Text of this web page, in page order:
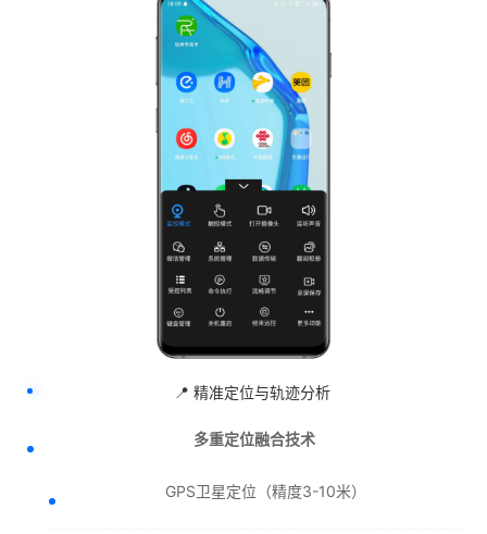
📍 精准定位与轨迹分析
多重定位融合技术
GPS卫星定位（精度3-10米）